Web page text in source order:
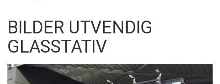
BILDER UTVENDIG
GLASSTATIV